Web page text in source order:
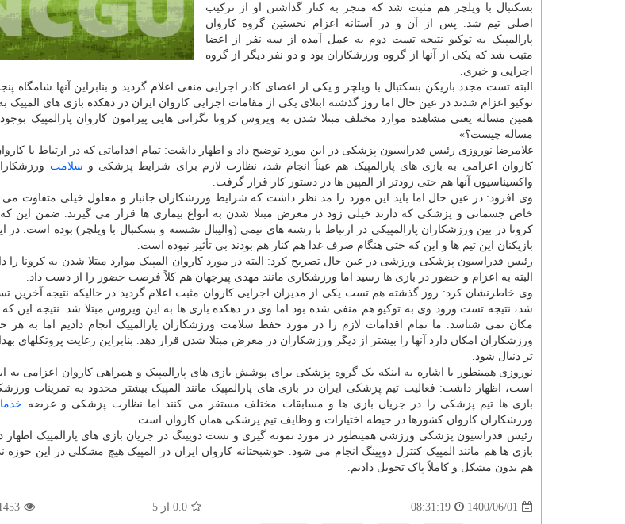
بسکتبال با ویلچر هم مثبت شد که منجر به کنار گذاشتن او از ترکیب
اصلی تیم شد. پس از آن و در آستانه اعزام نخستین گروه کاروان
پارالمپیک به توکیو نتیجه تست دوم به عمل آمده از سه نفر از اعضا
مثبت شد که یکی از آنها از گروه ورزشکاران بود و دو نفر دیگر از گروه
اجرایی و خبری.
البته تست مجدد بازیکن بسکتبال با ویلچر و یکی از اعضای کادر اجرایی منفی اعلام گردید و بنابراین آنها شامگاه
توکیو اعزام شدند در عین حال اما روز گذشته ابتلای یکی از مقامات اجرایی کاروان ایران در دهکده بازی های المپیک
همین مساله یعنی مشاهده موارد مختلف مبتلا شدن به ویروس کرونا نگرانی هایی پیرامون کاروان پارالمپیک
مساله چیست؟»
غلامرضا نوروزی رئیس فدراسیون پزشکی در این مورد توضیح داد و اظهار داشت: تمام اقداماتی که در ارتباط با
کاروان اعزامی به بازی های پارالمپیک هم عیناً انجام شد، نظارت لازم برای شرایط پزشکی و سلامت
واکسیناسیون آنها هم حتی زودتر از المپین ها در دستور کار قرار گرفت.
وی افزود: در عین حال اما باید این مورد را مد نظر داشت که شرایط ورزشکاران جانباز و معلول خیلی متفاوت می
خاص جسمانی و پزشکی که دارند خیلی زود در معرض مبتلا شدن به انواع بیماری ها قرار می گیرند. ضمن این که
کرونا در بین ورزشکاران پارالمپیکی در ارتباط با رشته های تیمی (والیبال نشسته و بسکتبال با ویلچر) بوده است.
بازیکنان این تیم ها و این که حتی هنگام صرف غذا هم کنار هم بودند بی تأثیر نبوده است.
رئیس فدراسیون پزشکی ورزشی در عین حال تصریح کرد: البته در مورد کاروان المپیک موارد مبتلا شدن به کرونا را
البته به اعزام و حضور در بازی ها رسید اما ورزشکاری مانند مهدی پیرجهان هم کلاً فرصت حضور را از دست داد.
وی خاطرنشان کرد: روز گذشته هم تست یکی از مدیران اجرایی کاروان مثبت اعلام گردید در حالیکه نتیجه آخرین
شد، نتیجه تست ورود وی به توکیو هم منفی شده بود اما وی در دهکده بازی ها به این ویروس مبتلا شد. نتیجه این که
مکان نمی شناسد. ما تمام اقدامات لازم را در مورد حفظ سلامت ورزشکاران پارالمپیک انجام دادیم اما به
ورزشکاران امکان دارد آنها را بیشتر از دیگر ورزشکاران در معرض مبتلا شدن قرار دهد. بنابراین رعایت پروتکلهای
تر دنبال شود.
نوروزی همینطور با اشاره به اینکه یک گروه پزشکی برای پوشش بازی های پارالمپیک و همراهی کاروان اعزامی به
است، اظهار داشت: فعالیت تیم پزشکی ایران در بازی های پارالمپیک مانند المپیک بیشتر محدود به تمرینات
بازی ها تیم پزشکی را در جریان بازی ها و مسابقات مختلف مستقر می کنند اما نظارت پزشکی و عرضه
ورزشکاران کاروان کشورها در حیطه اختیارات و وظایف تیم پزشکی همان کاروان است.
رئیس فدراسیون پزشکی ورزشی همینطور در مورد نمونه گیری و تست دوپینگ در جریان بازی های پارالمپیک اظهار
بازی ها هم مانند المپیک کنترل دوپینگ انجام می شود. خوشبختانه کاروان ایران در المپیک هیچ مشکلی در این حوزه
هم بدون مشکل و کاملاً پاک تحویل دادیم.
1400/06/01
08:31:19
0.0 از5